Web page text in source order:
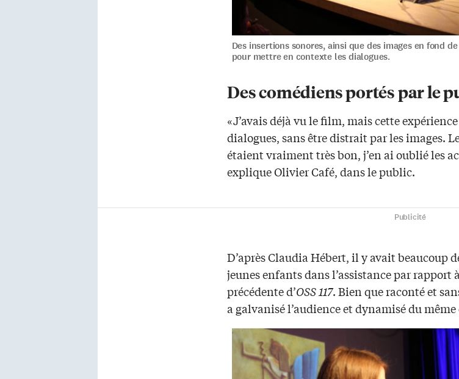
Des insertions sonores, ainsi que des images en fond
pour mettre en contexte les dialogues.
Des comédiens portés par le
«J’avais déjà vu le film, mais cette
dialogues, sans être distrait par les images.
étaient vraiment très bon, j’en ai oublié les
explique Olivier Café, dans le public.
Publicité
D’après Claudia Hébert, il y avait beaucoup
jeunes enfants dans l’assistance par rapport
précédente d’OSS 117. Bien que raconté et
a galvanisé l’audience et dynamisé du même